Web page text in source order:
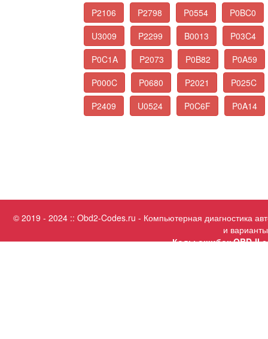
P2106 P2798 P0554
P0BC0
U3009
P2299 B0013
P03C4
P0C1A
P2073 P0B82
P0A59
P000C
P0680 P2021
P025C
P2409
U0524 P0C6F P0A14
© 2019 - 2024 :: Obd2-Codes.ru - Компьютерная диагностика
и
Коды ошибок OBD-II